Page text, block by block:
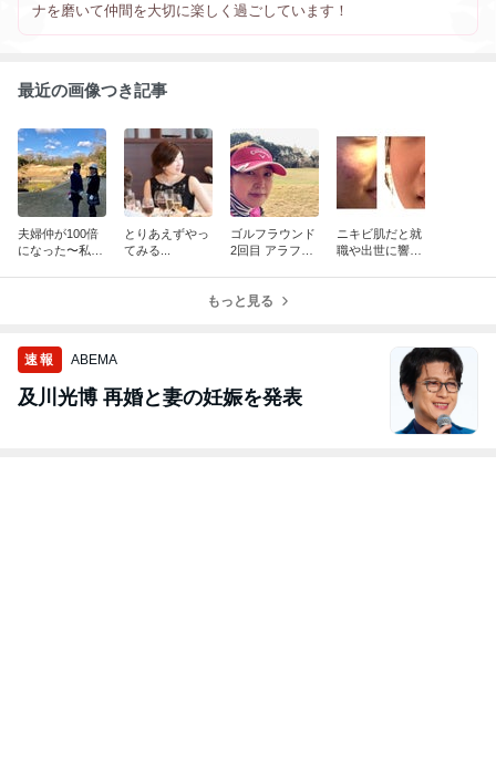
ナを磨いて仲間を大切に楽しく過ごしています！
最近の画像つき記事
夫婦仲が100倍
になった〜私の
とりあえずやっ
てみる...
ゴルフラウンド
2回目 アラフィ
ニキビ肌だと就
職や出世に響く
もっと見る
速報 ABEMA
及川光博 再婚と妻の妊娠を発表